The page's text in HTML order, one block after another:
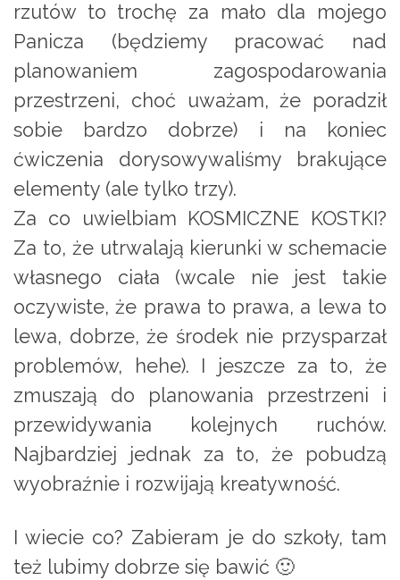
rzutów to trochę za mało dla mojego
Panicza (będziemy pracować nad
planowaniem zagospodarowania
przestrzeni, choć uważam, że poradził
sobie bardzo dobrze) i na koniec
ćwiczenia dorysowywaliśmy brakujące
elementy (ale tylko trzy).
Za co uwielbiam KOSMICZNE KOSTKI?
Za to, że utrwalają kierunki w schemacie
własnego ciała (wcale nie jest takie
oczywiste, że prawa to prawa, a lewa to
lewa, dobrze, że środek nie przysparzał
problemów, hehe). I jeszcze za to, że
zmuszają do planowania przestrzeni i
przewidywania kolejnych ruchów.
Najbardziej jednak za to, że pobudzą
wyobraźnie i rozwijają kreatywność.
I wiecie co? Zabieram je do szkoły, tam
też lubimy dobrze się bawić 🙂